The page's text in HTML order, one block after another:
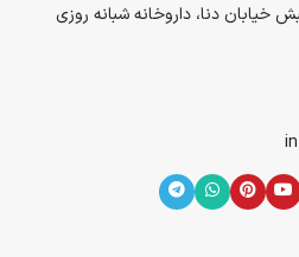
خیابان دنا، داروخانه شبانه روزی